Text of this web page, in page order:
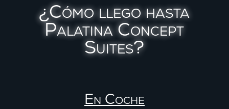
¿Cómo llego hasta
Palatina Concept
Suites?
En Coche